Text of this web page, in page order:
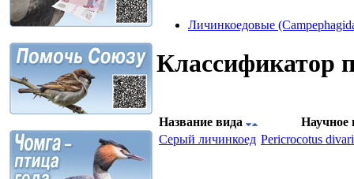
Личинкоедовые
Классификатор
Название вида
Научное
Серый личинкоед Pericrocotus